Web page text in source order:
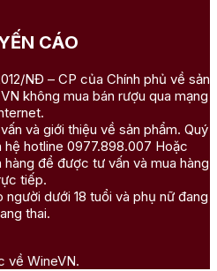
CÁO
NĐ – CP của Chính phủ về sản
không mua bán rượu qua mạng
và giới thiệu về sản phẩm. Quý
hệ hotline 0977.898.007 Hoặc
để được tư vấn và mua hàng
tiếp.
dưới 18 tuổi và phụ nữ đang
thai.
về WineVN.